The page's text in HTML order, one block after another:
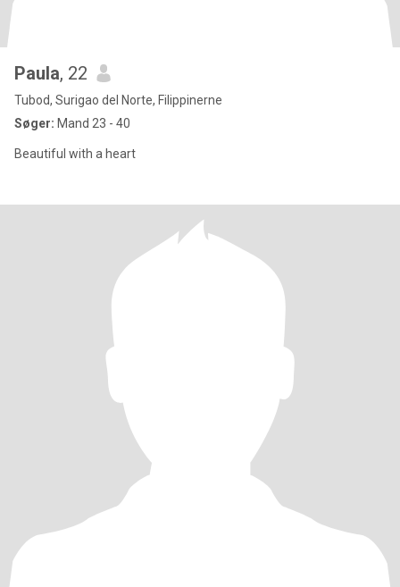
Paula, 22
Tubod, Surigao del Norte, Filippinerne
Søger: Mand 23 - 40
Beautiful with a heart